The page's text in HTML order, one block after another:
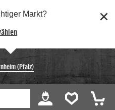
Markt?
(Pfalz)